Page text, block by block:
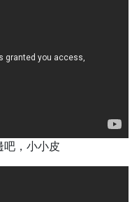
吧，小小皮